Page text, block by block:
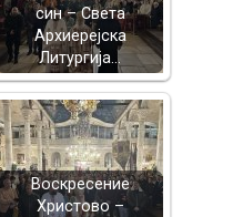
син – Света
Архиерејска
Литургија…
Воскресение
Христово –